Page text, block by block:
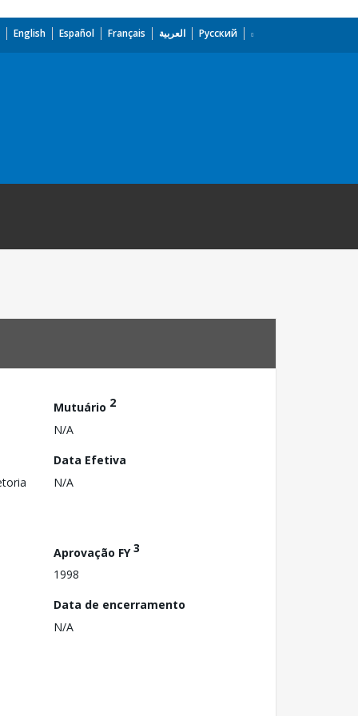
English Español Français العربية Русский
Mutuário 2
N/A
Data Efetiva
N/A
Aprovação FY3
1998
Data de encerramento
N/A